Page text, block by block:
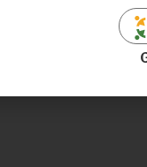
en el centro